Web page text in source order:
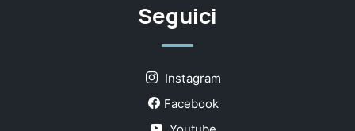
Seguici
Instagram
Facebook